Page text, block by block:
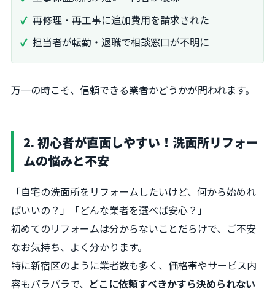
再修理・再工事に追加費用を請求された
担当者が転勤・退職で相談窓口が不明に
万一の時こそ、信頼できる業者かどうかが問われます。
2. 初心者が直面しやすい！洗面所リフォー
ムの悩みと不安
「自宅の洗面所をリフォームしたいけど、何から始めれ
ばいいの？」「どんな業者を選べば安心？」
初めてのリフォームは分からないことだらけで、ご不安
なお気持ち、よく分かります。
特に新宿区のように業者数も多く、価格帯やサービス内
容もバラバラで、 どこに依頼すべきかすら決められない